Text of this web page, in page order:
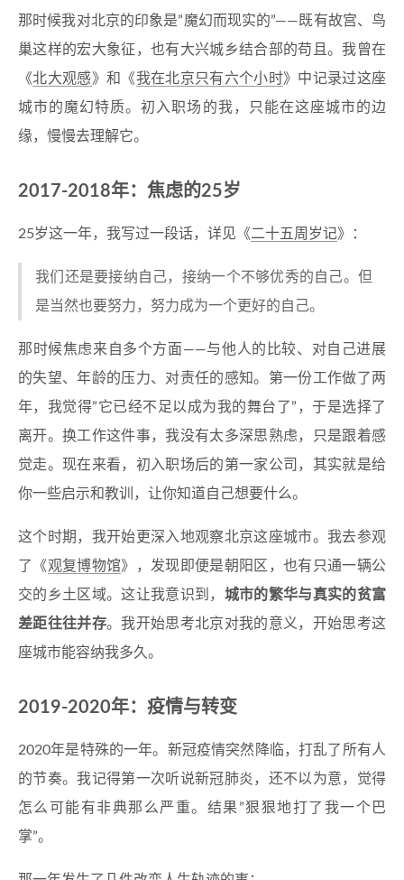
那时候我对北京的印象是”魔幻而现实的”——既有故宫、鸟
巢这样的宏大象征，也有大兴城乡结合部的苟且。我曾在
《北大观感》和《我在北京只有六个小时》中记录过这座
城市的魔幻特质。初入职场的我，只能在这座城市的边
缘，慢慢去理解它。
2017-2018年：焦虑的25岁
25岁这一年，我写过一段话，详见《二十五周岁记》：
我们还是要接纳自己，接纳一个不够优秀的自己。但
是当然也要努力，努力成为一个更好的自己。
那时候焦虑来自多个方面——与他人的比较、对自己进展
的失望、年龄的压力、对责任的感知。第一份工作做了两
年，我觉得”它已经不足以成为我的舞台了”，于是选择了
离开。换工作这件事，我没有太多深思熟虑，只是跟着感
觉走。现在来看，初入职场后的第一家公司，其实就是给
你一些启示和教训，让你知道自己想要什么。
这个时期，我开始更深入地观察北京这座城市。我去参观
了《观复博物馆》，发现即便是朝阳区，也有只通一辆公
交的乡土区域。这让我意识到， 城市的繁华与真实的贫富
差距往往并存。我开始思考北京对我的意义，开始思考这
座城市能容纳我多久。
2019-2020年：疫情与转变
2020年是特殊的一年。新冠疫情突然降临，打乱了所有人
的节奏。我记得第一次听说新冠肺炎，还不以为意，觉得
怎么可能有非典那么严重。结果”狠狠地打了我一个巴
掌”。